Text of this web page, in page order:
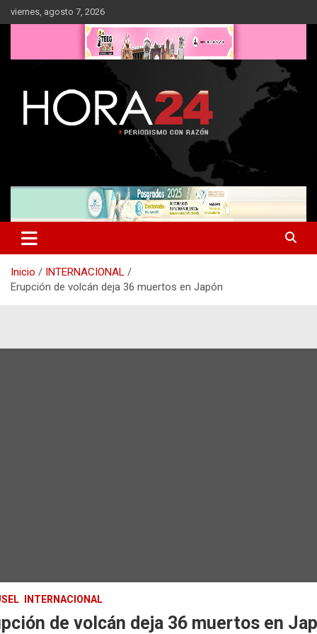
Saltar
al
viernes, agosto 7, 2026
Inicio
INTERNACIONAL
Erupción de volcán deja 36 muertos en Japón
INTERNACIONAL
de volcán deja 36 muertos en